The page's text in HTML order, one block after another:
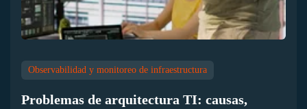
Observabilidad y monitoreo de infraestructura
Problemas de arquitectura TI: causas,